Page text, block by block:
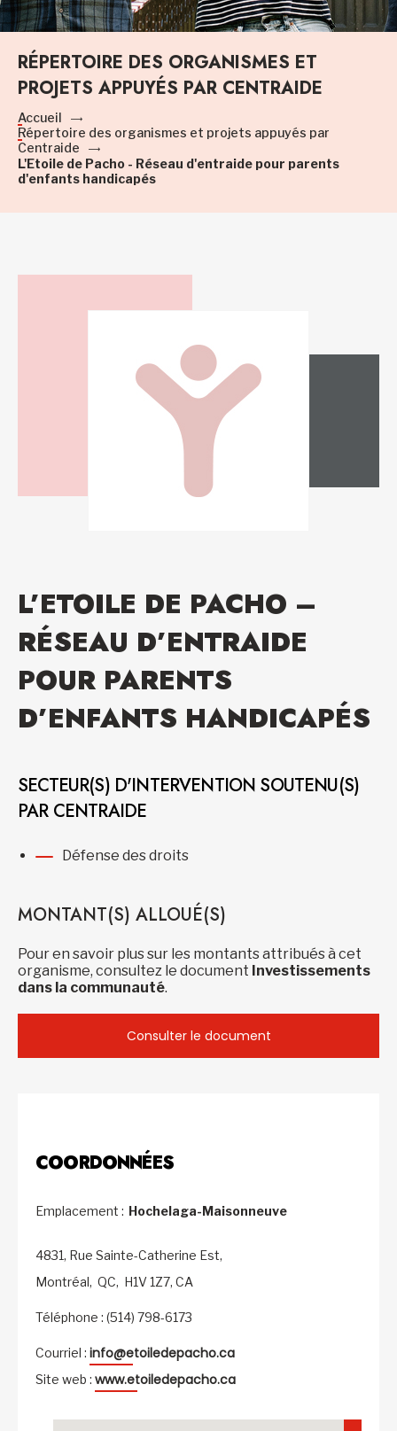
RÉPERTOIRE DES ORGANISMES ET
PROJETS APPUYÉS PAR CENTRAIDE
Accueil
Répertoire des organismes et projets appuyés par
Centraide
L'Etoile de Pacho - Réseau d'entraide pour parents
d'enfants handicapés
L’ETOILE DE PACHO –
RÉSEAU D’ENTRAIDE
POUR PARENTS
D’ENFANTS HANDICAPÉS
SECTEUR(S) D'INTERVENTION SOUTENU(S)
PAR CENTRAIDE
Défense des droits
MONTANT(S) ALLOUÉ(S)
Pour en savoir plus sur les montants attribués à cet
organisme, consultez le document Investissements
dans la communauté.
Consulter le document
COORDONNÉES
Emplacement : Hochelaga-Maisonneuve
4831, Rue Sainte-Catherine Est,
Montréal, QC, H1V 1Z7, CA
Téléphone : (514) 798-6173
Courriel : info@etoiledepacho.ca
Site web : www.etoiledepacho.ca